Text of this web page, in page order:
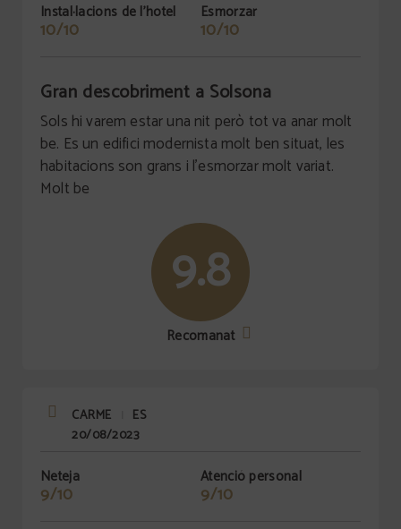
Instal·lacions de l'hotel
10/10
Esmorzar
10/10
Gran descobriment a Solsona
Sols hi varem estar una nit però tot va anar molt
be. Es un edifici modernista molt ben situat, les
habitacions son grans i l'esmorzar molt variat.
Molt be
9.8
Recomanat
CARME
ES
20/08/2023
Neteja
9/10
Atenció personal
9/10